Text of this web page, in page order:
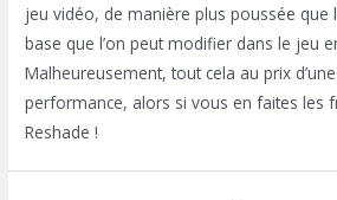
jeu vidéo, de manière plus poussée que
base que l’on peut modifier dans le jeu
Malheureusement, tout cela au prix
performance, alors si vous en faites les
Reshade !